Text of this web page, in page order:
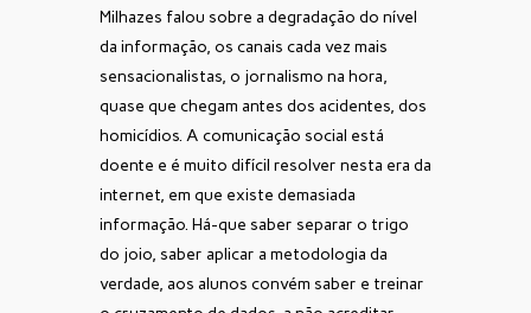
Milhazes falou sobre a degradação do nível
da informação, os canais cada vez mais
sensacionalistas, o jornalismo na hora,
quase que chegam antes dos acidentes, dos
homicídios. A comunicação social está
doente e é muito difícil resolver nesta era da
internet, em que existe demasiada
informação. Há-que saber separar o trigo
do joio, saber aplicar a metodologia da
verdade, aos alunos convém saber e treinar